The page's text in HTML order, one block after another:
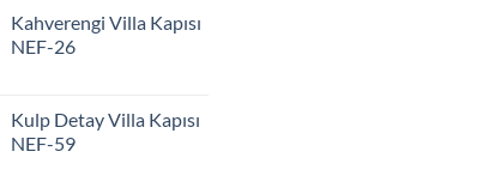
Kahverengi Villa Kapısı
NEF-26
Kulp Detay Villa Kapısı
NEF-59